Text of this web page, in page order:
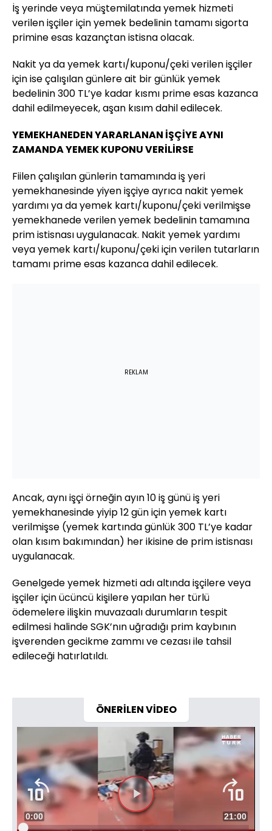
İş yerinde veya müştemilatında yemek hizmeti
verilen işçiler için yemek bedelinin tamamı sigorta
primine esas kazançtan istisna olacak.
Nakit ya da yemek kartı/kuponu/çeki verilen işçiler
için ise çalışılan günlere ait bir günlük yemek
bedelinin 300 TL’ye kadar kısmı prime esas kazanca
dahil edilmeyecek, aşan kısım dahil edilecek.
YEMEKHANEDEN YARARLANAN İŞÇİYE AYNI
ZAMANDA YEMEK KUPONU VERİLİRSE
Fiilen çalışılan günlerin tamamında iş yeri
yemekhanesinde yiyen işçiye ayrıca nakit yemek
yardımı ya da yemek kartı/kuponu/çeki verilmişse
yemekhanede verilen yemek bedelinin tamamına
prim istisnası uygulanacak. Nakit yemek yardımı
veya yemek kartı/kuponu/çeki için verilen tutarların
tamamı prime esas kazanca dahil edilecek.
REKLAM
Ancak, aynı işçi örneğin ayın 10 iş günü iş yeri
yemekhanesinde yiyip 12 gün için yemek kartı
verilmişse (yemek kartında günlük 300 TL’ye kadar
olan kısım bakımından) her ikisine de prim istisnası
uygulanacak.
Genelgede yemek hizmeti adı altında işçilere veya
işçiler için ücüncü kişilere yapılan her türlü
ödemelere ilişkin muvazaalı durumların tespit
edilmesi halinde SGK’nın uğradığı prim kaybının
işverenden gecikme zammı ve cezası ile tahsil
edileceği hatırlatıldı.
ÖNERİLEN VİDEO
Videoyu
Oynat
Süre
0:00 Toplam
21:00